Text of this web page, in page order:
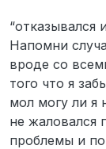
“отказывался
Напомни
вроде со
того что я
мол могу ли я
не жаловался
проблемы и